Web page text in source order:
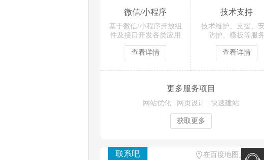
微信/小程序
基于微信/小程序开放组
件及接口开发各类应用
查看详情
技术支持
技术维护、支援、
防护、模板等服
查看详情
更多服务项目
网站优化 网页设计 快速建站
获取更多
联系吧 在百度地图上找到